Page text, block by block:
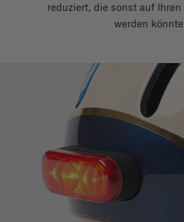
reduziert, die sonst auf
werden